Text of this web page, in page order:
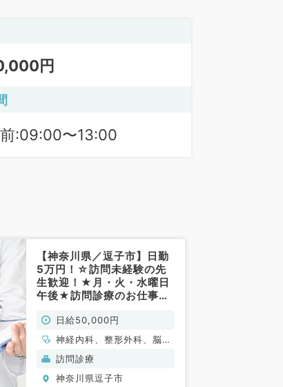
円
:09:00〜13:00
【神奈川県／逗子市】日勤
5万円！☆訪問未経験の先
生歓迎！★月・火・水曜日
午後★訪問診療のお仕事！
般内科／非常勤)
日給50,000円
神経内科、整形外科、脳神
経外科、心臓血管外科、一
般内科、循環器内科、呼吸
器内科、消化器内科、内分
訪問診療
神奈川県逗子市